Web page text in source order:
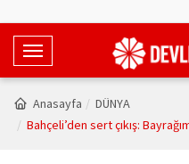
T
o
g
g
Anasayfa
DÜNYA
Bahçeli’den sert çıkış: